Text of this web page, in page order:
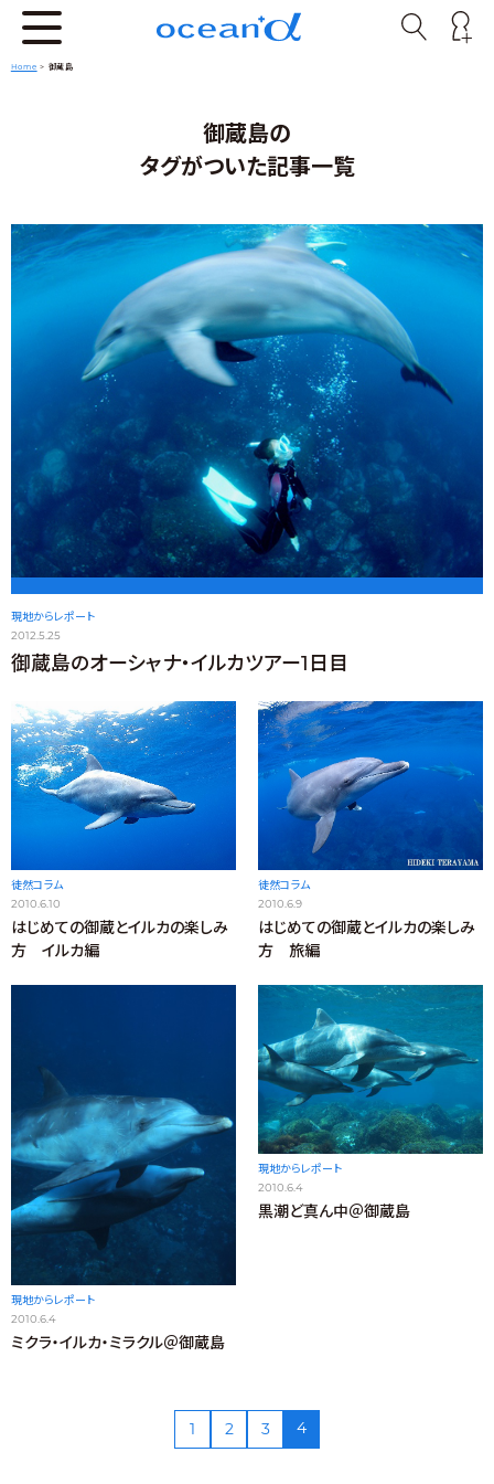
Home > 御蔵島
御蔵島の
タグがついた記事一覧
現地からレポート
2012.5.25
御蔵島のオーシャナ・イルカツアー1日目
徒然コラム
2010.6.10
はじめての御蔵とイルカの楽しみ
方 イルカ編
徒然コラム
2010.6.9
はじめての御蔵とイルカの楽しみ
方 旅編
現地からレポート
2010.6.4
ミクラ・イルカ・ミラクル＠御蔵島
現地からレポート
2010.6.4
黒潮ど真ん中＠御蔵島
1 2 3 4